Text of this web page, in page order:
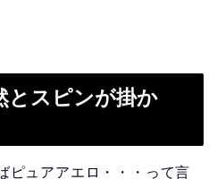
とスピンが掛か
ピュアアエロ・・・って言